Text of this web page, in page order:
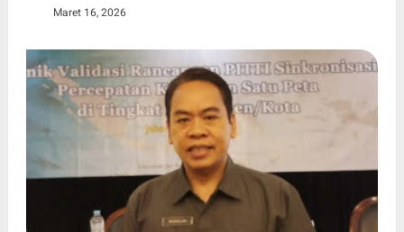
Maret 16, 2026